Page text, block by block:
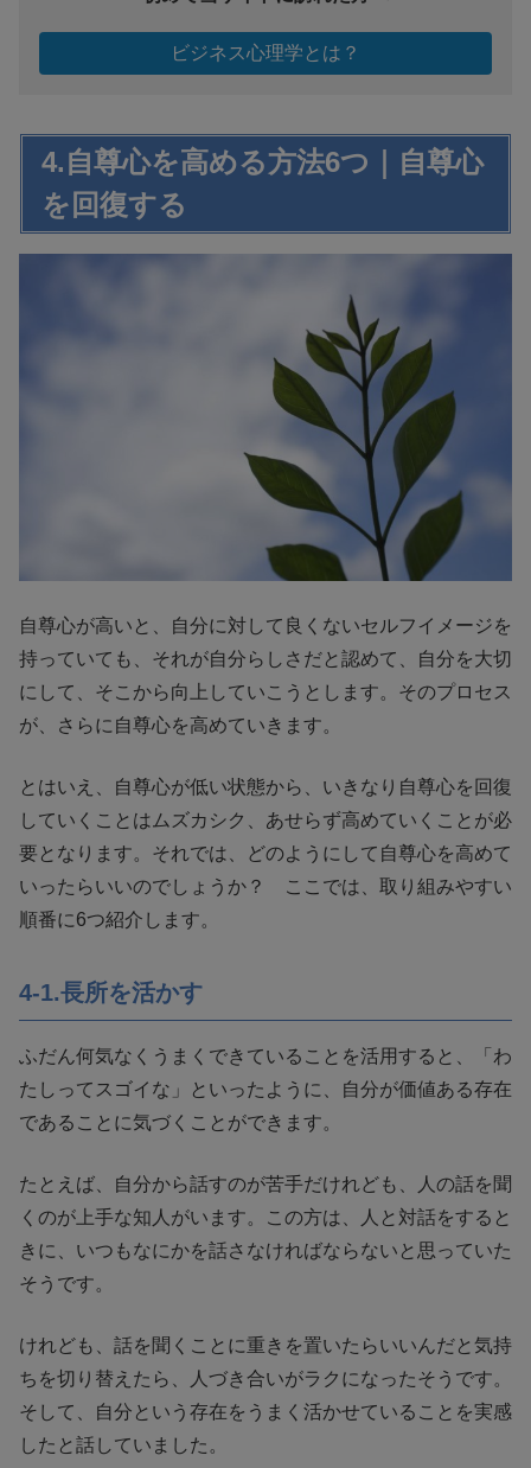
ビジネス心理学とは？
4.自尊心を高める方法6つ｜自尊心
を回復する
自尊心が高いと、自分に対して良くないセルフイメージを
持っていても、それが自分らしさだと認めて、自分を大切
にして、そこから向上していこうとします。そのプロセス
が、さらに自尊心を高めていきます。
とはいえ、自尊心が低い状態から、いきなり自尊心を回復
していくことはムズカシク、あせらず高めていくことが必
要となります。それでは、どのようにして自尊心を高めて
いったらいいのでしょうか？ ここでは、取り組みやすい
順番に6つ紹介します。
4-1.長所を活かす
ふだん何気なくうまくできていることを活用すると、「わ
たしってスゴイな」といったように、自分が価値ある存在
であることに気づくことができます。
たとえば、自分から話すのが苦手だけれども、人の話を聞
くのが上手な知人がいます。この方は、人と対話をすると
きに、いつもなにかを話さなければならないと思っていた
そうです。
けれども、話を聞くことに重きを置いたらいいんだと気持
ちを切り替えたら、人づき合いがラクになったそうです。
そして、自分という存在をうまく活かせていることを実感
したと話していました。